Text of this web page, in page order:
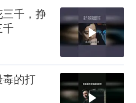
千，挣
的打